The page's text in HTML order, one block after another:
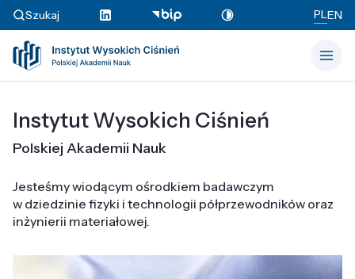
Szukaj PLEN
Instytut Wysokich Ciśnień
Polskiej Akademii Nauk
Jesteśmy wiodącym ośrodkiem badawczym
w dziedzinie fizyki i technologii półprzewodników oraz
inżynierii materiałowej.